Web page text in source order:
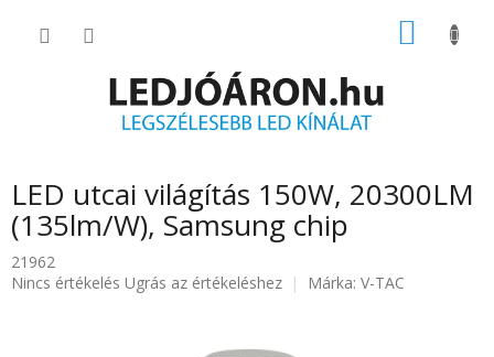
KOSÁR
LED utcai világítás 150W, 20300LM
(135lm/W), Samsung chip
21962
A
Nincs értékelés Ugrás az értékeléshez Márka: V-TAC